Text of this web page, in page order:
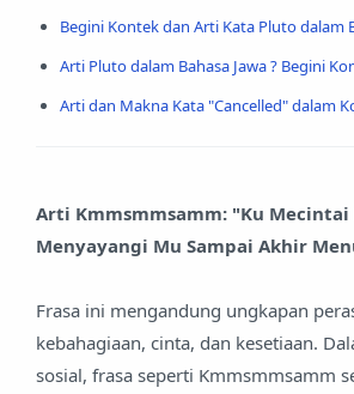
Begini Kontek dan Arti Kata Pluto dalam
Arti Pluto dalam Bahasa Jawa ? Begini
Arti dan Makna Kata "Cancelled" dalam
Arti Kmmsmmsamm: "Ku Mecintai
Menyayangi Mu Sampai Akhir
Frasa ini mengandung ungkapan
kebahagiaan, cinta, dan kesetiaan.
sosial, frasa seperti Kmmsmmsamm